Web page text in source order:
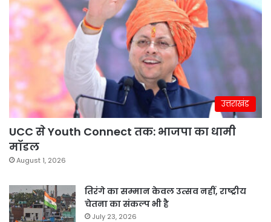
उत्तराखंड
UCC से Youth Connect तक: भाजपा का धामी
मॉडल
August 1, 2026
तिरंगे का सम्मान केवल उत्सव नहीं, राष्ट्रीय
चेतना का संकल्प भी है
July 23, 2026